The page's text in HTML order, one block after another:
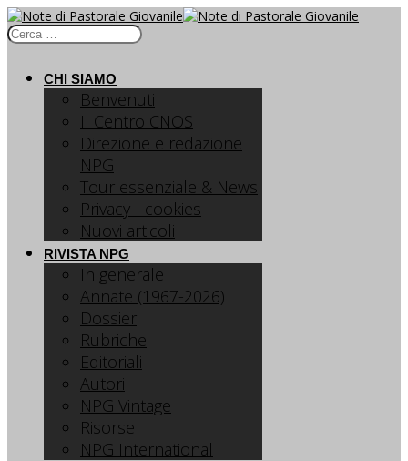
CHI SIAMO
Benvenuti
Il Centro CNOS
Direzione e redazione
NPG
Tour essenziale & News
Privacy - cookies
Nuovi articoli
RIVISTA NPG
In generale
Annate (1967-2026)
Dossier
Rubriche
Editoriali
Autori
NPG Vintage
Risorse
NPG International